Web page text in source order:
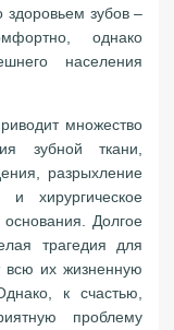
зубов –
однако
населения
множество
зубной ткани,
разрыхление
хирургическое
Долгое
трагедия для
всю их жизненную
к счастью,
проблему